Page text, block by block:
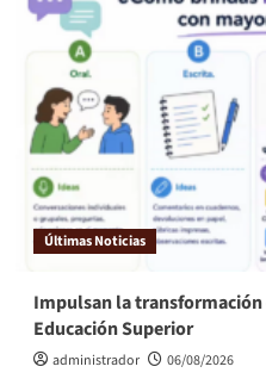
Últimas Noticias
Impulsan la
Educación Superior
administrador 06/08/2026